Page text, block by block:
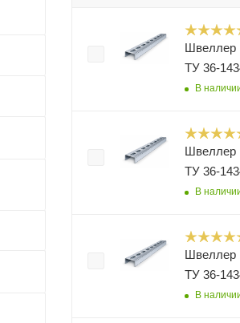
Швеллер
ТУ 36-
В
Швеллер
ТУ 36-
В
Швеллер
ТУ 36-
В